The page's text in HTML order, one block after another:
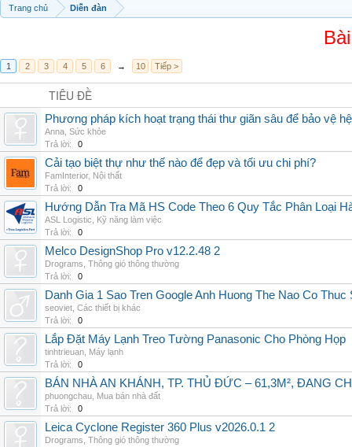
Trang chủ Diễn đàn
1 2 3 4 5 6 → 10 Tiếp >
TIÊU ĐỀ
Phương pháp kích hoạt trạng thái thư giãn sâu để bảo vệ
Anna Sức khỏe
Trả lời:
0
Cải tạo biệt thự như thế nào để đẹp và tối ưu chi phí?
FamInterior, Nội thất
Trả lời:
0
Hướng Dẫn Tra Mã HS Code Theo 6 Quy Tắc Phân Loại
ASL Logistic
Kỹ năng làm việc
Trả lời:
0
Melco DesignShop Pro v12.2.48 2
Drograms Thông gió thông thường
Trả lời:
0
Danh Gia 1 Sao Tren Google Anh Huong The Nao Co Thuc
seoviet Các thiết bị khác
Trả lời:
0
Lắp Đặt Máy Lạnh Treo Tường Panasonic Cho Phòng Họp
tinhtrieuan Máy lạnh
Trả lời:
0
BÁN NHÀ AN KHÁNH, TP. THỦ ĐỨC – 61,3M², ĐANG
phuongchau Mua bán nhà đất
Trả lời:
0
Leica Cyclone Register 360 Plus v2026.0.1 2
Drograms Thông gió thông thường